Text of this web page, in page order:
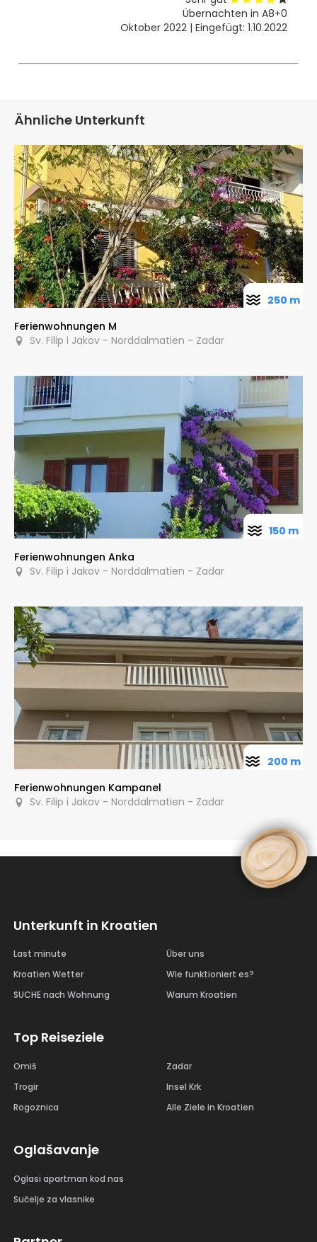
Übernachten in A8+0
Oktober 2022 | Eingefügt: 1.10.2022
Ähnliche Unterkunft
Ferienwohnungen M
Sv. Filip i Jakov - Norddalmatien - Zadar
250 m
Ferienwohnungen Anka
Sv. Filip i Jakov - Norddalmatien - Zadar
150 m
Ferienwohnungen Kampanel
Sv. Filip i Jakov - Norddalmatien - Zadar
200 m
Unterkunft in Kroatien
Last minute
Kroatien Wetter
SUCHE nach Wohnung
Über uns
Wie funktioniert es?
Warum Kroatien
Top Reiseziele
Omiš
Trogir
Rogoznica
Zadar
Insel Krk
Alle Ziele in Kroatien
Oglašavanje
Oglasi apartman kod nas
Sučelje za vlasnike